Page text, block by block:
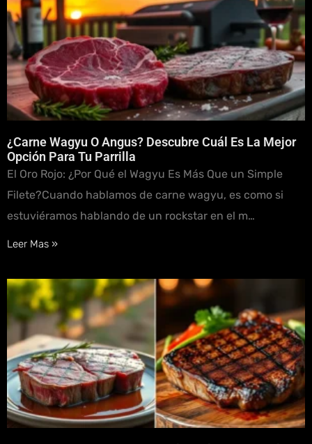
¿Carne Wagyu O Angus? Descubre Cuál Es La Mejor
Opción Para Tu Parrilla
El Oro Rojo: ¿Por Qué el Wagyu Es Más Que un Simple
Filete?Cuando hablamos de carne wagyu, es como si
estuviéramos hablando de un rockstar en el m…
Leer Mas »